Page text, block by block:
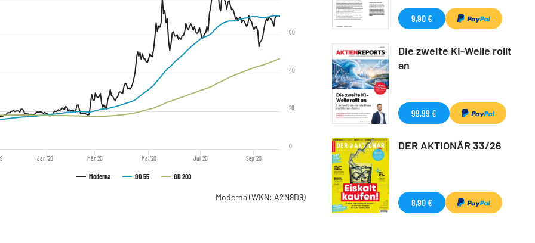
Moderna GD 55 GD 200
Jan '20 Mär '20 Mai '20 Jul '20 Sep '20
0
20
40
60
Moderna(WKN: A2N9D9)
9,90 €
Die zweite KI-Welle rollt
an
99,99 €
DER AKTIONÄR 33/26
8,90 €